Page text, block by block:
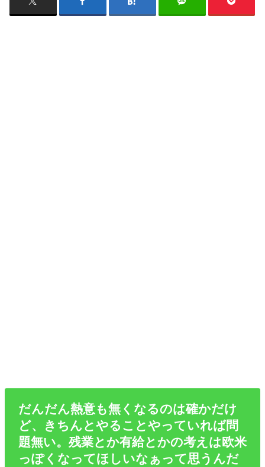
だんだん熱意も無くなるのは確かだけ
ど、きちんとやることやっていれば問
題無い。残業とか有給とかの考えは欧米
っぽくなってほしいなぁって思うんだ